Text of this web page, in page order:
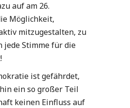
auf am 26.
Möglichkeit,
mitzugestalten, zu
jede Stimme für die
ist gefährdet,
ein so großer Teil
keinen Einfluss auf